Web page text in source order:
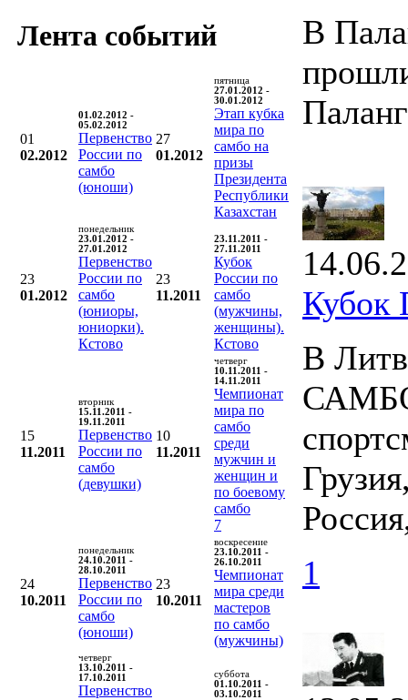
Лента событий
01
02.2012
01.02.2012 -
05.02.2012
Первенство
России по
самбо
(юноши)
27
01.2012
пятница
27.01.2012 -
30.01.2012
Этап кубка
мира по
самбо на
призы
Президента
Республики
Казахстан
23
01.2012
понедельник
23.01.2012 -
27.01.2012
Первенство
России по
самбо
(юниоры,
юниорки).
Кстово
23
11.2011
23.11.2011 -
27.11.2011
Кубок
России по
самбо
(мужчины,
женщины).
Кстово
15
11.2011
вторник
15.11.2011 -
19.11.2011
Первенство
России по
самбо
(девушки)
10
11.2011
четверг
10.11.2011 -
14.11.2011
Чемпионат
мира по
самбо
среди
мужчин и
женщин и
по боевому
самбо
7
24
10.2011
понедельник
24.10.2011 -
28.10.2011
Первенство
России по
самбо
(юноши)
23
10.2011
воскресение
23.10.2011 -
26.10.2011
Чемпионат
мира среди
мастеров
по самбо
(мужчины)
четверг
13.10.2011 -
17.10.2011
Первенство
суббота
01.10.2011 -
03.10.2011
В
В
1